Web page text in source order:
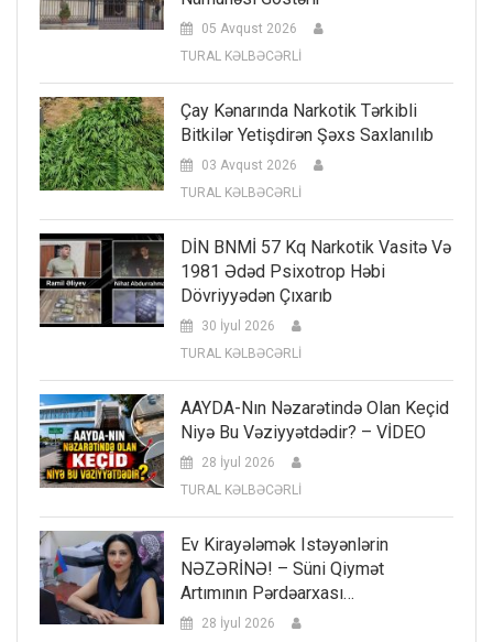
05 Avqust 2026
TURAL KƏLBƏCƏRLİ
Çay Kənarında Narkotik Tərkibli
Bitkilər Yetişdirən Şəxs Saxlanılıb
03 Avqust 2026
TURAL KƏLBƏCƏRLİ
DİN BNMİ 57 Kq Narkotik Vasitə Və
1981 Ədəd Psixotrop Həbi
Dövriyyədən Çıxarıb
30 İyul 2026
TURAL KƏLBƏCƏRLİ
AAYDA-Nın Nəzarətində Olan Keçid
Niyə Bu Vəziyyətdədir? – VİDEO
28 İyul 2026
TURAL KƏLBƏCƏRLİ
Ev Kirayələmək Istəyənlərin
NƏZƏRİNƏ! – Süni Qiymət
Artımının Pərdəarxası…
28 İyul 2026